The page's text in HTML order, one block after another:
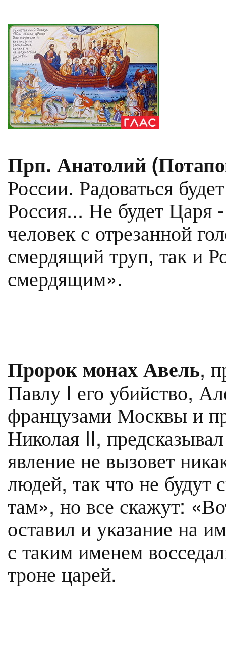
Прп. Анатолий
России. Радоваться
Россия... Не будет Царя
человек с отрезанной
смердящий труп, так и
смердящим».
Пророк монах Авель,
Павлу I его убийство,
французами Москвы и
Николая II,
явление не вызовет
людей, так что не будут
там», но все скажут:
оставил и указание на
с таким именем
троне царей.